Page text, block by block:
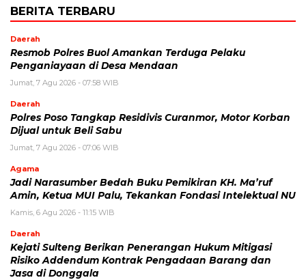
BERITA TERBARU
Daerah
Resmob Polres Buol Amankan Terduga Pelaku
Penganiayaan di Desa Mendaan
Jumat, 7 Agu 2026 - 07:58 WIB
Daerah
Polres Poso Tangkap Residivis Curanmor, Motor Korban
Dijual untuk Beli Sabu
Jumat, 7 Agu 2026 - 07:06 WIB
Agama
Jadi Narasumber Bedah Buku Pemikiran KH. Ma’ruf
Amin, Ketua MUI Palu, Tekankan Fondasi Intelektual NU
Kamis, 6 Agu 2026 - 11:15 WIB
Daerah
Kejati Sulteng Berikan Penerangan Hukum Mitigasi
Risiko Addendum Kontrak Pengadaan Barang dan
Jasa di Donggala